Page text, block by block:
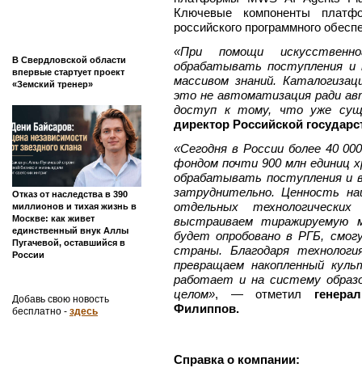
В Свердловской области
впервые стартует проект
«Земский тренер»
Отказ от наследства в 390
миллионов и тихая жизнь в
Москве: как живет
единственный внук Аллы
Пугачевой, оставшийся в
России
Добавь свою новость
бесплатно - здесь
Ключевые компоненты
российского программного
«При помощи
обрабатывать поступления
массивом знаний.
это не автоматизация ради
доступ к тому, что уже
директор Российской
«Сегодня в России более 40
фондом почти 900 млн единиц
обрабатывать поступления и
затруднительно. Ценность
отдельных
выстраиваем тиражируемую
будет опробовано в РГБ,
страны. Благодаря
превращаем накопленный
работает и на систему
целом», — отметил
Филиппов.
Справка о компании: